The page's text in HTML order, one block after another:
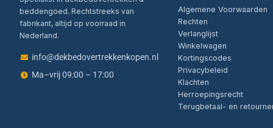
beddengoed. Rechtstreeks van
fabrikant, altijd op voorraad in
Nederland.
info@dekbedovertrekkenkopen.nl
Ma–vrij 09:00 – 17:00
Algemene Voorwaarden
Rechten
Verlanglijst
Winkelwagen
Kortingscodes
Privacybeleid
Klachten
Herroepingsrecht
Terugbetaal- en